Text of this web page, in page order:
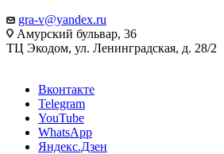
gra-v@yandex.ru
Амурский бульвар, 36
ТЦ Экодом, ул. Ленинградская, д. 28/2
Вконтакте
Telegram
YouTube
WhatsApp
Яндекс.Дзен